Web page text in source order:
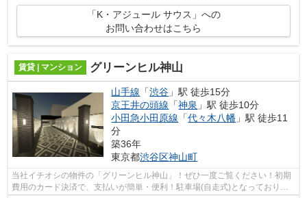
「K・アジュール サウス」への
お問い合わせはこちら
賃貸 | マンション グリーンヒル神山
山手線 「渋谷 」駅 徒歩15分
京王井の頭線 「神泉 」駅 徒歩10分
小田急小田原線 「代々木八幡 」駅 徒歩11
分
築36年
東京都渋谷区神山町
当社イチオシの物件の「グリーンヒル神山」！ぜひ一度ご覧ください！初期
費用のカード決済で、支払いが簡単・便利！駐車場(自走式)となっておりま